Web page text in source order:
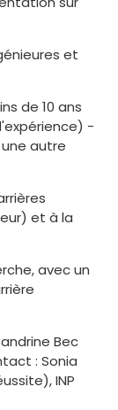
et
de 10 ans
-
autre
et à la
avec un
Bec
: Sonia
INP